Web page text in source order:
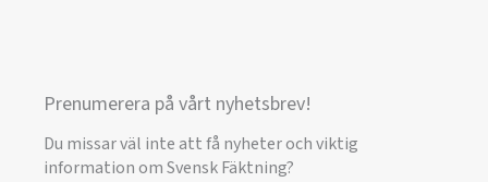
Prenumerera på vårt nyhetsbrev!
Du missar väl inte att få nyheter och viktig
information om Svensk Fäktning?